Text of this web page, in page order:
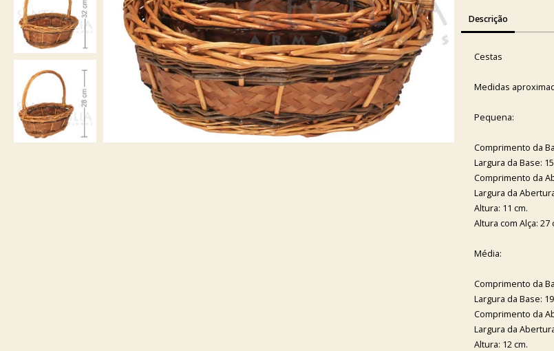
Descrição
Cestas
Medidas
Pequena:
Comprimento da
Largura da Base:
Comprimento da
Largura da
Altura: 11 cm.
Altura com Alça: 27
Média:
Comprimento da
Largura da Base:
Comprimento da
Largura da
Altura: 12 cm.